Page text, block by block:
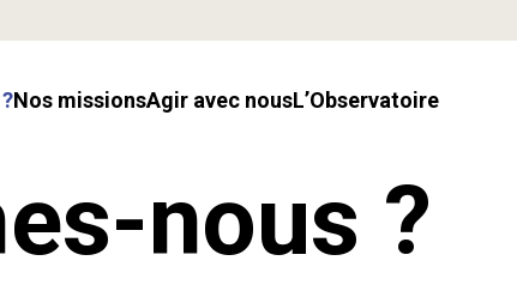
Nos missions Agir avec nous l’Observatoire
nous ?